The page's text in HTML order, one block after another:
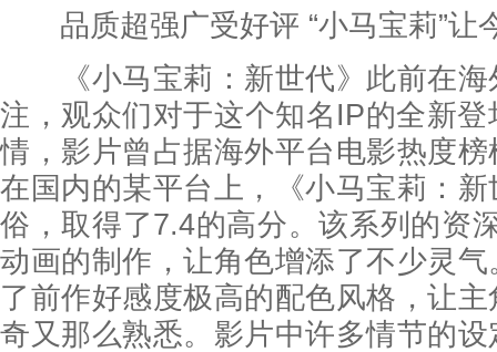
品质超强广受好评 “小马宝莉”让
《小马宝莉：新世代》此前在海
注，观众们对于这个知名IP的全新
情，影片曾占据海外平台电影热度
在国内的某平台上，《小马宝莉：
俗，取得了7.4的高分。该系列的资
动画的制作，让角色增添了不少灵
了前作好感度极高的配色风格，让
奇又那么熟悉。影片中许多情节的